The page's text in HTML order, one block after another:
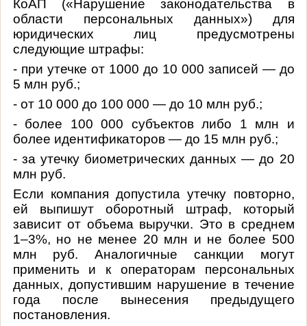
КоАП («Нарушение законодательства в
области персональных данных») для
юридических лиц предусмотрены
следующие штрафы:
- при утечке от 1000 до 10 000 записей — до
5 млн руб.;
- от 10 000 до 100 000 — до 10 млн руб.;
- более 100 000 субъектов либо 1 млн и
более идентификаторов — до 15 млн руб.;
- за утечку биометрических данных — до 20
млн руб.
Если компания допустила утечку повторно,
ей выпишут оборотный штраф, который
зависит от объема выручки. Это в среднем
1–3%, но не менее 20 млн и не более 500
млн руб. Аналогичные санкции могут
применить и к операторам персональных
данных, допустившим нарушение в течение
года после вынесения предыдущего
постановления.